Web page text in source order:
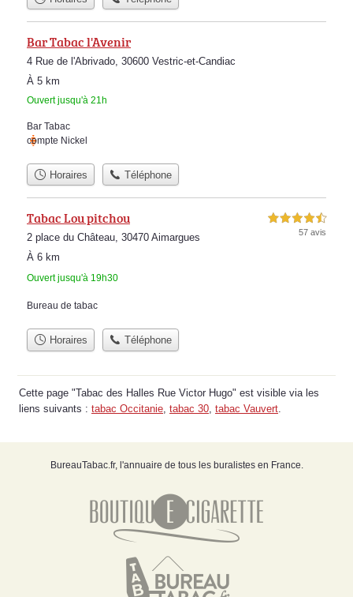
Bar Tabac l'Avenir
4 Rue de l'Abrivado, 30600 Vestric-et-Candiac
À 5 km
Ouvert jusqu'à 21h
Bar Tabac
compte Nickel
Horaires Téléphone
Tabac Lou pitchou
2 place du Château, 30470 Aimargues
À 6 km
Ouvert jusqu'à 19h30
4,5 étoiles sur 5
57 avis
Bureau de tabac
Horaires Téléphone
Cette page "Tabac des Halles Rue Victor Hugo" est visible via les
liens suivants : tabac Occitanie tabac 30 tabac Vauvert
BureauTabac.fr, l'annuaire de tous les buralistes en France.